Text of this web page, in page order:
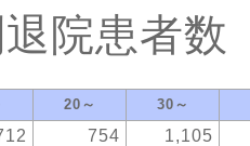
院患者数
20～ 30～
754 1,105